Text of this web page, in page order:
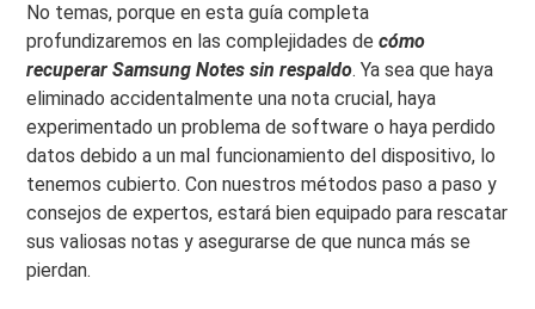
No temas, porque en esta guía completa
profundizaremos en las complejidades decómo
recuperar Samsung Notes sin respaldo. Ya sea que haya
eliminado accidentalmente una nota crucial, haya
experimentado un problema de software o haya perdido
datos debido a un mal funcionamiento del dispositivo, lo
tenemos cubierto. Con nuestros métodos paso a paso y
consejos de expertos, estará bien equipado para rescatar
sus valiosas notas y asegurarse de que nunca más se
pierdan.